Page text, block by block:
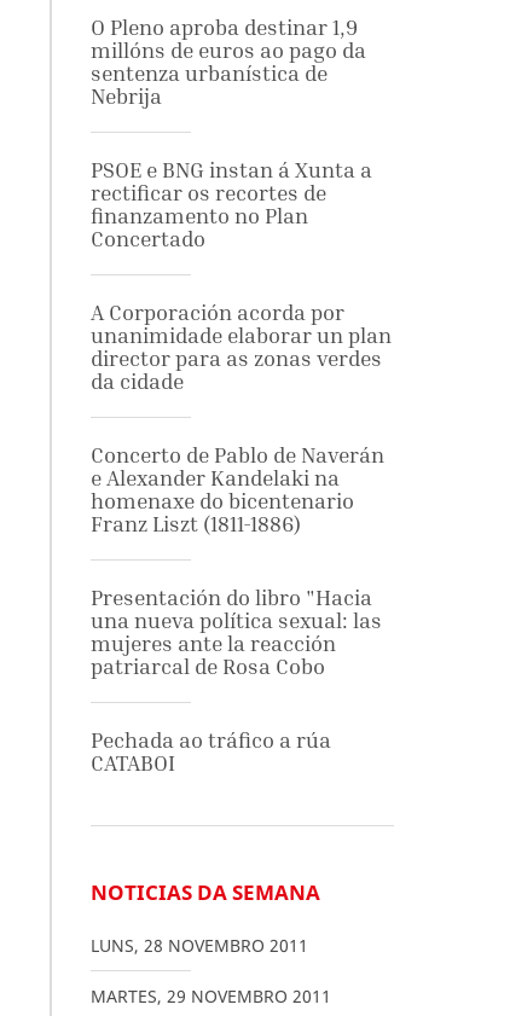
O Pleno aproba destinar 1,9
millóns de euros ao pago da
sentenza urbanística de
Nebrija
PSOE e BNG instan á Xunta a
rectificar os recortes de
finanzamento no Plan
Concertado
A Corporación acorda por
unanimidade elaborar un plan
director para as zonas verdes
da cidade
Concerto de Pablo de Naverán
e Alexander Kandelaki na
homenaxe do bicentenario
Franz Liszt (1811-1886)
Presentación do libro "Hacia
una nueva política sexual: las
mujeres ante la reacción
patriarcal de Rosa Cobo
Pechada ao tráfico a rúa
CATABOI
NOTICIAS DA SEMANA
LUNS, 28 NOVEMBRO 2011
MARTES, 29 NOVEMBRO 2011